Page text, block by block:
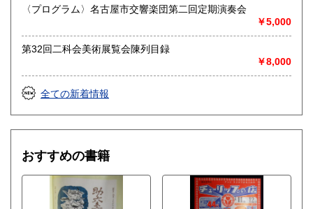
愛知県江南市前飛保町栄284 扶桑文庫 担当井
上
取り扱い分野
総記、哲学宗教、歴史、社会科学、自然科学、美術工芸、国
語国文、外国文学、古典籍、近代文献、趣味、外国書、サブ
カルチャー、古書一般（その他）
古文書・和本・刷り物・絵葉書・近代文献資料・エフェメラ
〈プログラム〉名古屋市交響楽団第二回定期演奏会
￥5,000
第32回二科会美術展覧会陳列目録
￥8,000
全ての新着情報
おすすめの書籍